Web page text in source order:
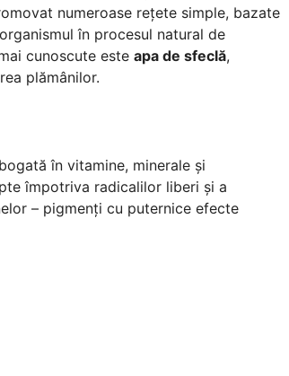
numeroase rețete simple, bazate
în procesul natural de
cunoscute este apa de sfeclă,
plămânilor.
în vitamine, minerale și
împotriva radicalilor liberi și a
– pigmenți cu puternice efecte